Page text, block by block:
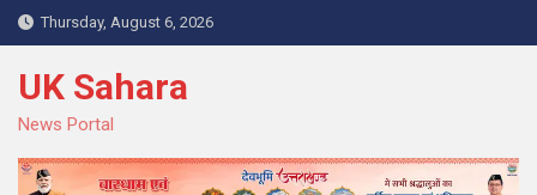
Skip
to
content
Thursday, August 6, 2026
UK Sahara
News Portal